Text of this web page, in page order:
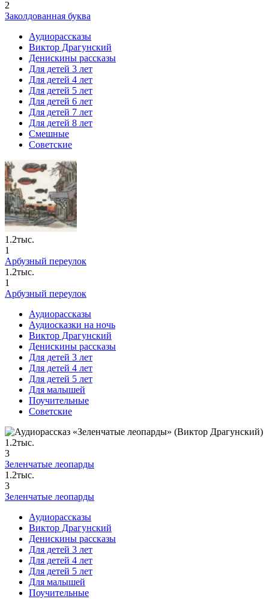
2
Заколдованная буква
Аудиорассказы
Виктор Драгунский
Денискины рассказы
Для детей 3 лет
Для детей 4 лет
Для детей 5 лет
Для детей 6 лет
Для детей 7 лет
Для детей 8 лет
Смешные
Советские
1.2тыс.
1
Арбузный переулок
1.2тыс.
1
Арбузный переулок
Аудиорассказы
Аудиосказки на ночь
Виктор Драгунский
Денискины рассказы
Для детей 3 лет
Для детей 4 лет
Для детей 5 лет
Для малышей
Поучительные
Советские
1.2тыс.
3
Зеленчатые леопарды
1.2тыс.
3
Зеленчатые леопарды
Аудиорассказы
Виктор Драгунский
Денискины рассказы
Для детей 3 лет
Для детей 4 лет
Для детей 5 лет
Для малышей
Поучительные